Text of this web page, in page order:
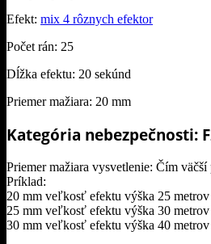
Efekt: mix 4 rôznych efektor
Počet rán: 25
Dĺžka efektu: 20 sekúnd
Priemer mažiara: 20 mm
Kategória nebezpečnosti:
Priemer mažiara vysvetlenie: Čím
Príklad:
20 mm veľkosť efektu výška 25
25 mm veľkosť efektu výška 30
30 mm veľkosť efektu výška 40